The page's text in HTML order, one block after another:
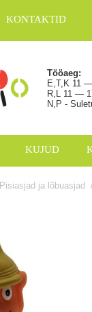
KONTAKTID
Tööaeg:
E,T,K 11
R,L 11 —
N,P -
KUJUD
Pisiasjad ja lõbuasjad